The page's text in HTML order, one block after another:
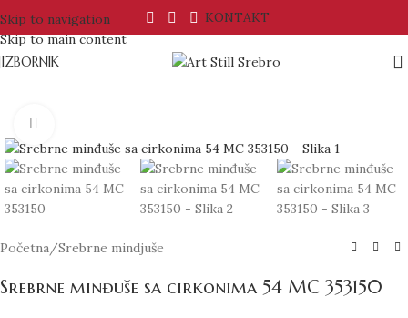
Skip to navigation
Skip to main content
KONTAKT
IZBORNIK
Početna /Srebrne mindjuše
Srebrne minđuše sa cirkonima 54 MC 353150